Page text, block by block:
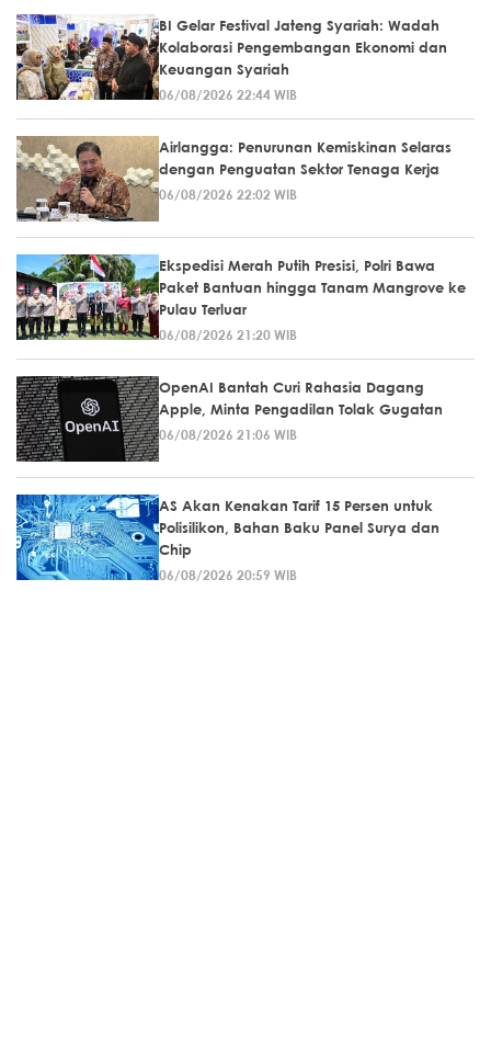
BI Gelar Festival Jateng Syariah: Wadah
Kolaborasi Pengembangan Ekonomi dan
Keuangan Syariah
06/08/2026 22:44 WIB
Airlangga: Penurunan Kemiskinan Selaras
dengan Penguatan Sektor Tenaga Kerja
06/08/2026 22:02 WIB
Ekspedisi Merah Putih Presisi, Polri Bawa
Paket Bantuan hingga Tanam Mangrove ke
Pulau Terluar
06/08/2026 21:20 WIB
OpenAI Bantah Curi Rahasia Dagang
Apple, Minta Pengadilan Tolak Gugatan
06/08/2026 21:06 WIB
AS Akan Kenakan Tarif 15 Persen untuk
Polisilikon, Bahan Baku Panel Surya dan
Chip
06/08/2026 20:59 WIB